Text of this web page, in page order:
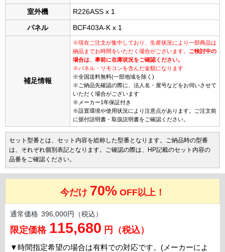
室外機 R226ASS x 1
パネル BCF403A-K x 1
補足情報
※現在ご注文が集中しており、生産状況により一部商品は
納品までお時間をいただく場合がございます。 ご検討中の
場合は、事前に在庫状況をご確認ください。
※パネル・リモコンを含んだ金額になります
※全国送料無料(一部地域を除く)
※ご納品先確認の際に、法人名・屋号などをお伺いさせて
いただく場合がございます
※メーカー1年保証付き
※設置環境や使用状況により注意点があります。ご注文前
に据付説明書・取扱説明書をご確認ください。
セット型番とは、セット内容を総称した型番となります。ご納品時の型番
は、それぞれ個別表記となります。ご確認の際は、HP記載のセット内容の
品番をご確認ください。
今だけ 70% OFF以上！
通常価格 396,000円（税込）
限定価格 115,680 円（税込）
▼時間指定希望の場合は有料での対応です。(メーカーによ